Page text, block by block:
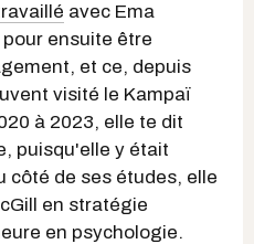
avec Ema
ensuite être
et ce, depuis
visité le Kampaï
à 2023, elle te dit
puisqu'elle y était
côté de ses études, elle
en stratégie
en psychologie.